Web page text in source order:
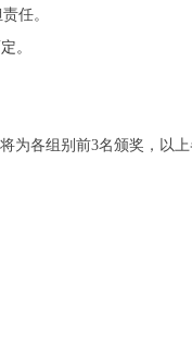
任。
。
为各组别前3名颁奖，以